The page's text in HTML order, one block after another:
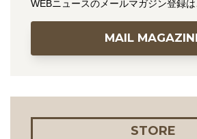
WEBニュースのメールマガジン登録は
MAIL
STORE